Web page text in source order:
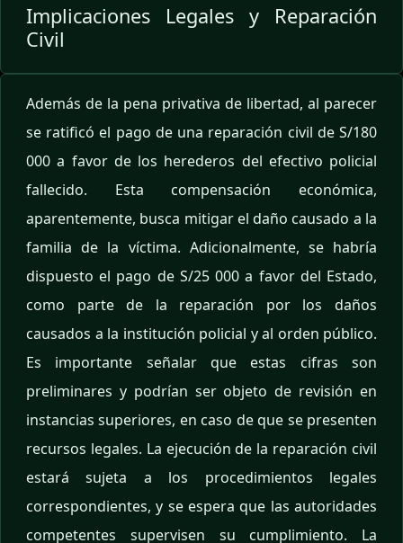
Implicaciones Legales y Reparación
Civil
Además de la pena privativa de libertad, al parecer
se ratificó el pago de una reparación civil de S/180
000 a favor de los herederos del efectivo policial
fallecido. Esta compensación económica,
aparentemente, busca mitigar el daño causado a la
familia de la víctima. Adicionalmente, se habría
dispuesto el pago de S/25 000 a favor del Estado,
como parte de la reparación por los daños
causados a la institución policial y al orden público.
Es importante señalar que estas cifras son
preliminares y podrían ser objeto de revisión en
instancias superiores, en caso de que se presenten
recursos legales. La ejecución de la reparación civil
estará sujeta a los procedimientos legales
correspondientes, y se espera que las autoridades
competentes supervisen su cumplimiento. La